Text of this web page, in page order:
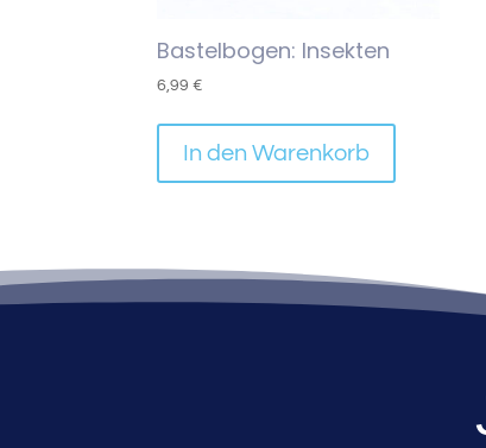
Bastelbogen: Insekten
6,99 €
In den Warenkorb